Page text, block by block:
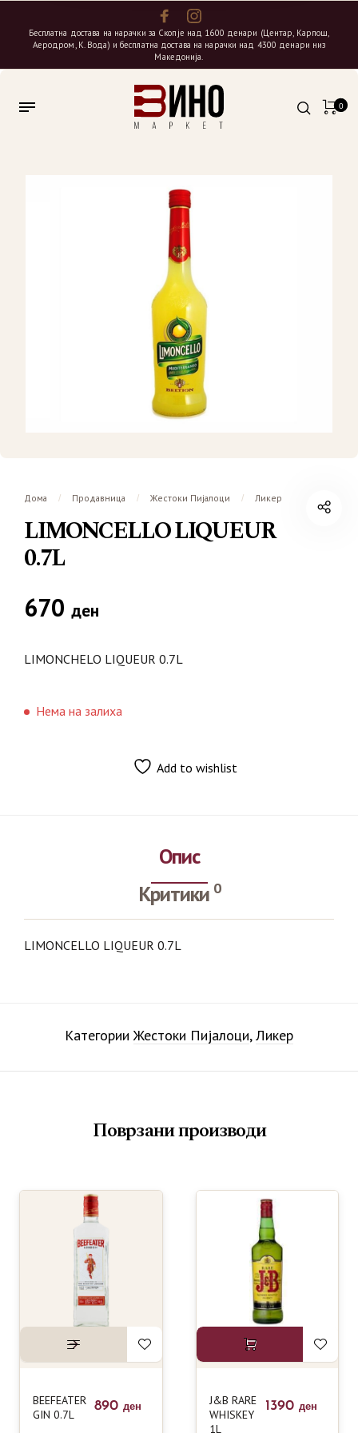
Бесплатна достава на нарачки за Скопје над 1600 денари (Центар, Карпош,
Аеродром, К. Вода) и бесплатна достава на нарачки над 4300 денари низ
Македонија.
0
Дома / Продавница / Жестоки Пијалоци / Ликер
LIMONCELLO LIQUEUR
0.7L
670 ден
LIMONCHELO LIQUEUR 0.7L
Нема на залиха
Add to wishlist
Опис
Критики 0
LIMONCELLO LIQUEUR 0.7L
КатегорииЖестоки Пијалоци,Ликер
Поврзани производи
BEEFEATER
GIN 0.7L
890 ден
J&B RARE
WHISKEY
1L
1390 ден